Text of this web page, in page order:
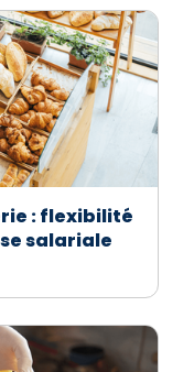
: flexibilité
salariale